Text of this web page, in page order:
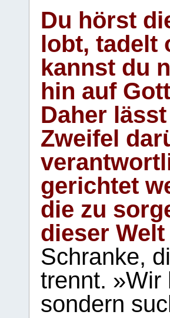
Du hörst
lobt, tadelt
kannst du
hin auf
Daher
Zweifel
gerichtet
die zu
dieser
Schranke,
trennt. »Wir
sondern